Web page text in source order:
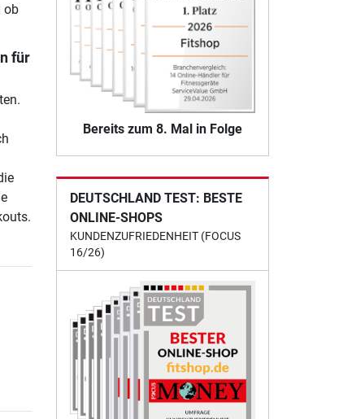
ob
für
Bereits zum 8. Mal in Folge
DEUTSCHLAND TEST: BESTE
ONLINE-SHOPS
KUNDENZUFRIEDENHEIT (FOCUS
16/26)